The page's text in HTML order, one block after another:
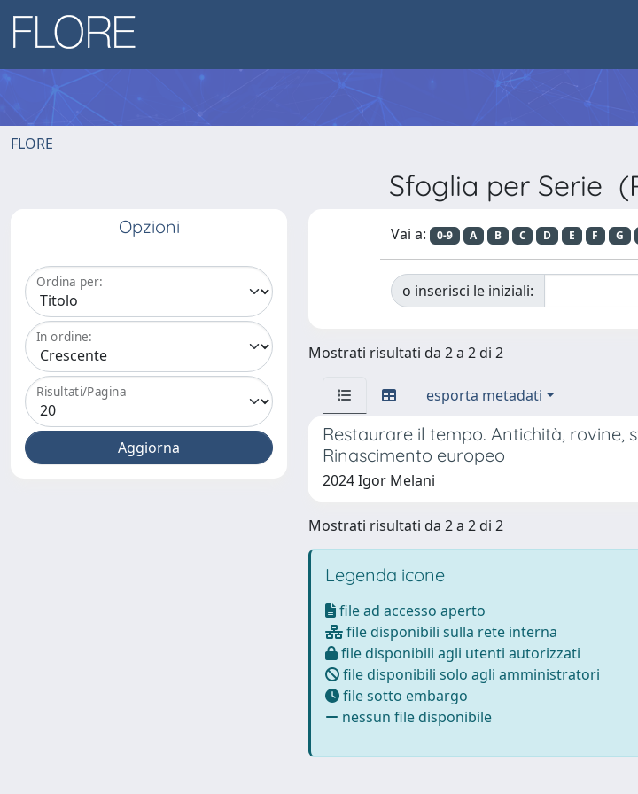
FLORE
Sfoglia per Serie
Opzioni
Ordina per:
In ordine:
Risultati/Pagina
Vai a: 0-9 A B C D E F G
o inserisci le iniziali:
Mostrati risultati da 2 a 2 di 2
esporta metadati
Restaurare il tempo. Antichità,
Rinascimento europeo
2024 Igor Melani
Mostrati risultati da 2 a 2 di 2
Legenda icone
file ad accesso aperto
file disponibili sulla rete interna
file disponibili agli utenti autorizzati
file disponibili solo agli amministratori
file sotto embargo
nessun file disponibile